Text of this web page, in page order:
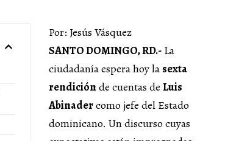
Por: Jesús Vásquez
SANTO DOMINGO, RD.- La
ciudadanía espera hoy la sexta
rendiciónde cuentas de Luis
Abinadercomo jefe del Estado
dominicano. Un discurso cuyas